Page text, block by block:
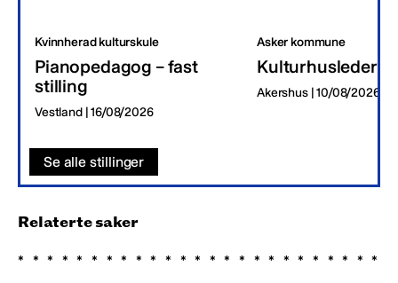
Kvinnherad kulturskule
Pianopedagog – fast
stilling
Vestland | 16/08/2026
Asker kommune
Kulturhusleder
Akershus | 10/08/2026
Se alle stillinger
Relaterte saker